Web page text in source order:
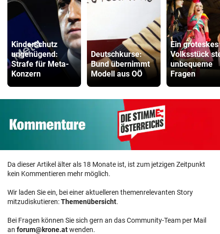
Kinderschutz
ungenügend:
Strafe für Meta-
Konzern
Deutschkurse:
Bund übernimmt
Modell aus OÖ
Ein groteskes
Volksstück
unbequeme
Fragen
Da dieser Artikel älter als 18 Monate ist, ist zum jetzigen Zeitpunkt
kein Kommentieren mehr möglich.
Wir laden Sie ein, bei einer aktuelleren themenrelevanten Story
mitzudiskutieren:Themenübersicht.
Bei Fragen können Sie sich gern an das Community-Team per Mail
an forum@krone.atwenden.